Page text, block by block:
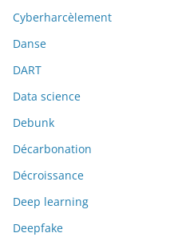
Cyberharcèlement
Danse
DART
Data science
Debunk
Décarbonation
Décroissance
Deep learning
Deepfake